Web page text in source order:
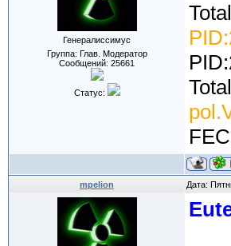
Генералиссимус
Группа: Глав. Модератор
Сообщений: 25661
Статус:
mpelion Дата: